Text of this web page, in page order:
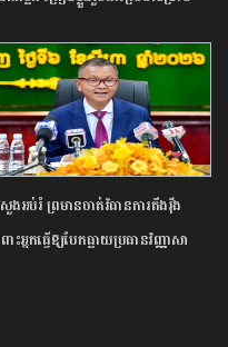
ង​អប់រំ ​ព្រមាន​ចាត់​វិធានការ​តឹងរ៉ឹង​
ះ​អ្នក​ធ្វើឱ្យ​បែកធ្លាយ​ប្រធាន​វិញ្ញាសា​